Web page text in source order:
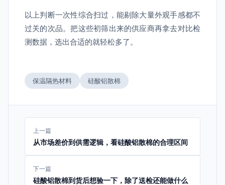
以上判断一次性综合扫过，能剔除大量外观手感都不
过关的次品。把这些初筛出来的供应商再拿去对比检
测数据，选出合适的就轻松多了。
保温隔热材料 硅酸铝散棉
上一篇
从市场差价到供需逻辑，看硅酸铝散棉的合理区间
下一篇
硅酸铝散棉到货后想验一下，除了送检还能做什么